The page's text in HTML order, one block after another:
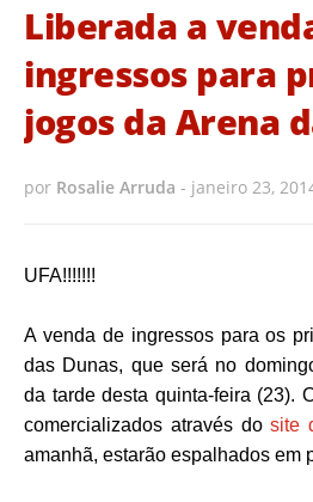
Liberada a
ingressos para
jogos da Arena
por Rosalie Arruda - janeiro 23,
UFA!!!!!!!
A venda de ingressos para os
das Dunas, que será no
da tarde desta quinta-feira (23).
comercializados através dosite
amanhã, estarão espalhados em